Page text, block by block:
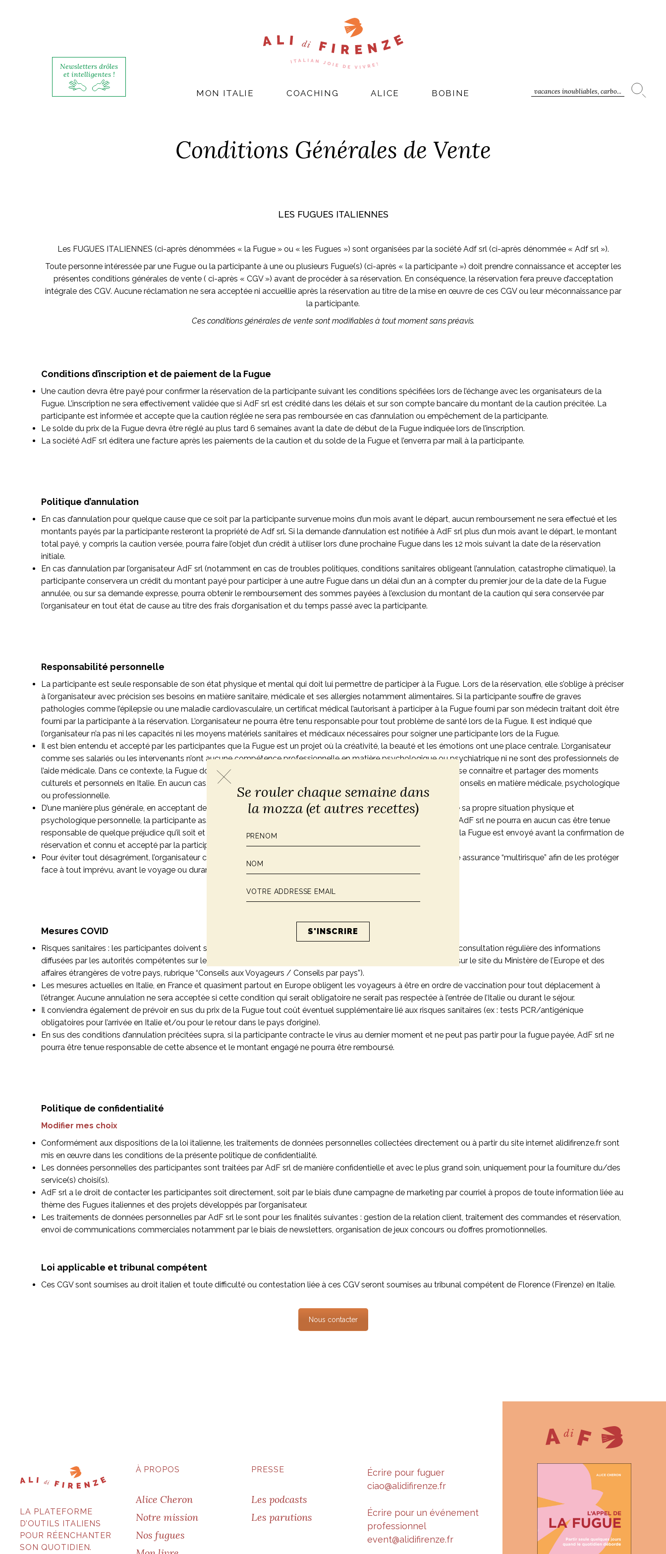
Newsletters drôles
et intelligentes !
vacances inoubliables, carbo...
MON ITALIE COACHING ALICE BOBINE
Conditions Générales de Vente
LES FUGUES ITALIENNES
Les FUGUES ITALIENNES (ci-après dénommées « la Fugue » ou « les Fugues ») sont organisées par la société Adf srl (ci-après dénommée « Adf srl »).
Toute personne intéressée par une Fugue ou la participante à une ou plusieurs Fugue(s) (ci-après « la participante ») doit prendre connaissance et accepter les
présentes conditions générales de vente ( ci-après « CGV ») avant de procéder à sa réservation. En conséquence, la réservation fera preuve d’acceptation
intégrale des CGV. Aucune réclamation ne sera acceptée ni accueillie après la réservation au titre de la mise en œuvre de ces CGV ou leur méconnaissance par
la participante.
Ces conditions générales de vente sont modifiables à tout moment sans préavis.
Conditions d’inscription et de paiement de la Fugue
Une caution devra être payé pour confirmer la réservation de la participante suivant les conditions spécifiées lors de l’échange avec les organisateurs de la
Fugue. L’inscription ne sera effectivement validée que si AdF srl est crédité dans les délais et sur son compte bancaire du montant de la caution précitée. La
participante est informée et accepte que la caution réglée ne sera pas remboursée en cas d’annulation ou empêchement de la participante.
Le solde du prix de la Fugue devra être réglé au plus tard 6 semaines avant la date de début de la Fugue indiquée lors de l’inscription.
La société AdF srl éditera une facture après les paiements de la caution et du solde de la Fugue et l’enverra par mail à la participante.
Politique d’annulation
En cas d’annulation pour quelque cause que ce soit par la participante survenue moins d’un mois avant le départ, aucun remboursement ne sera effectué et les
montants payés par la participante resteront la propriété de Adf srl. Si la demande d’annulation est notifiée à AdF srl plus d’un mois avant le départ, le montant
total payé, y compris la caution versée, pourra faire l’objet d’un crédit à utiliser lors d’une prochaine Fugue dans les 12 mois suivant la date de la réservation
initiale.
En cas d’annulation par l’organisateur AdF srl (notamment en cas de troubles politiques, conditions sanitaires obligeant l’annulation, catastrophe climatique), la
participante conservera un crédit du montant payé pour participer à une autre Fugue dans un délai d’un an à compter du premier jour de la date de la Fugue
annulée, ou sur sa demande expresse, pourra obtenir le remboursement des sommes payées à l’exclusion du montant de la caution qui sera conservée par
l’organisateur en tout état de cause au titre des frais d’organisation et du temps passé avec la participante.
Responsabilité personnelle
La participante est seule responsable de son état physique et mental qui doit lui permettre de participer à la Fugue. Lors de la réservation, elle s’oblige à préciser
à l’organisateur avec précision ses besoins en matière sanitaire, médicale et ses allergies notamment alimentaires. Si la participante souffre de graves
pathologies comme l’épilepsie ou une maladie cardiovasculaire, un certificat médical l’autorisant à participer à la Fugue fourni par son médecin traitant doit être
fourni par la participante à la réservation. L’organisateur ne pourra être tenu responsable pour tout problème de santé lors de la Fugue. Il est indiqué que
l’organisateur n’a pas ni les capacités ni les moyens matériels sanitaires et médicaux nécessaires pour soigner une participante lors de la Fugue.
Il est bien entendu et accepté par les participantes que la Fugue est un projet où la créativité, la beauté et les émotions ont une place centrale. L’organisateur
comme ses salariés ou les intervenants n’ontaucune compétence professionnelle en matière psychologique ou psychiatrique ni ne sont des professionnels de
l’aide médicale. Dans ce contexte, la Fugue doit être envisagée comme un temps passé entre femmes pour mieux se connaître et partager des moments
culturels et personnels en Italie. En aucun cas, les programmes proposés ne peuvent être considérés comme des conseils en matière médicale, psychologique
ou professionnelle.
D’une manière plus générale, en acceptant de participer à une Fugue et en tenant compte de son programme et de sa propre situation physique et
psychologique personnelle, la participante assumera l’entière responsabilité de son état de santé et de sa sécurité. AdF srl ne pourra en aucun cas être tenue
responsable de quelque préjudice qu’il soit et pour quelque cause que ce soit, dans la mesure où le programme de la Fugue est envoyé avant la confirmation de
réservation et connu et accepté par la participante.
Pour éviter tout désagrément, l’organisateur conseille les participantes à souscrire
une assurance voyage et/ou une assurance “multirisque” afin de les protéger
face à tout imprévu, avant le voyage ou durant celui-ci.
Mesures COVID
Risques sanitaires : les participantes doivent se tenir informées des conditions sanitaires applicables en Italie par la consultation régulière des informations
diffusées par les autorités compétentes sur les risques sanitaires en Italie (voir notamment la fiche Italie disponible sur le site du Ministère de l’Europe et des
affaires étrangères de votre pays, rubrique “Conseils aux Voyageurs / Conseils par pays”).
Les mesures actuelles en Italie, en France et quasiment partout en Europe obligent les voyageurs à être en ordre de vaccination pour tout déplacement à
l’étranger. Aucune annulation ne sera acceptée si cette condition qui serait obligatoire ne serait pas respectée à l’entrée de l’Italie ou durant le séjour.
Il conviendra également de prévoir en sus du prix de la Fugue tout coût éventuel supplémentaire lié aux risques sanitaires (ex : tests PCR/antigénique
obligatoires pour l’arrivée en Italie et/ou pour le retour dans le pays d’origine).
En sus des conditions d’annulation précitées supra, si la participante contracte le virus au dernier moment et ne peut pas partir pour la fugue payée, AdF srl ne
pourra être tenue responsable de cette absence et le montant engagé ne pourra être remboursé.
Politique de confidentialité
Modifier mes choix
Conformément aux dispositions de la loi italienne, les traitements de données personnelles collectées directement ou à partir du site internet alidifirenze.fr sont
mis en œuvre dans les conditions de la présente politique de confidentialité.
Les données personnelles des participantes sont traitées par AdF srl de manière confidentielle et avec le plus grand soin, uniquement pour la fourniture du/des
service(s) choisi(s).
AdF srl a le droit decontacter les participantes soit directement, soit par le biais d’une campagne de marketing par courriel à propos de toute information liée au
thème des Fugues italiennes et des projets développés par l’organisateur.
Les traitements de données personnelles par AdF srl le sont pour les finalités suivantes : gestion de la relation client, traitement des commandes et réservation,
envoi de communications commerciales notamment par le biais de newsletters, organisation de jeux concours ou d’offres promotionnelles.
Loi applicable et tribunal compétent
Ces CGV sont soumises au droit italien et toute difficulté ou contestation liée à ces CGV seront soumises au tribunal compétent de Florence (Firenze) en Italie.
Nous contacter
LA PLATEFORME
D’OUTILS ITALIENS
POUR RÉENCHANTER
SON QUOTIDIEN.
À PROPOS
Alice Cheron
Notre mission
Nos fugues
PRESSE
Les podcasts
Les parutions
Écrire pour fuguer
ciao@alidifirenze.fr
Écrire pour un événement
professionnel
event@alidifirenze.fr
Se rouler chaque semaine dans
la mozza (et autres recettes)